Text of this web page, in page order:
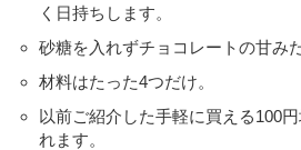
く日持ちします。
砂糖を入れずチョコレートの甘み
材料はたった4つだけ。
以前ご紹介した手軽に買える100
れます。